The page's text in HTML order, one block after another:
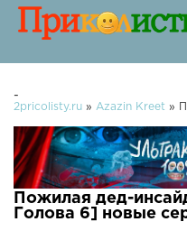
-
2pricolisty.ru » Azazin Kreet »
Пожилая дед-
Голова 6] новые